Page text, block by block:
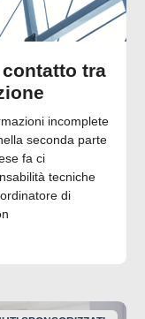
contatto tra
incomplete
seconda parte
fa ci
tecniche
di